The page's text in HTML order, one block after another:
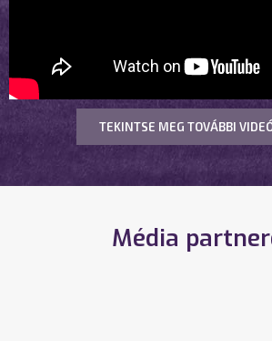
TEKINTSE MEG TOVÁBBI
Média